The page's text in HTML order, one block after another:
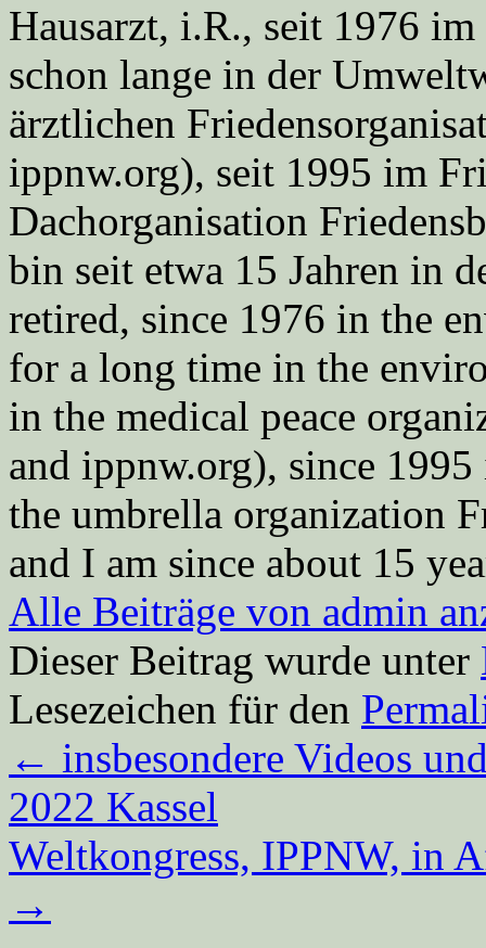
Hausarzt, i.R., seit 1976
schon lange in der
ärztlichen
ippnw.org), seit 1995 im
Dachorganisation
bin seit etwa 15 Jahren in
retired, since 1976 in the
for a long time in the
in the medical peace
and ippnw.org), since
the umbrella organization
and I am since about 15
Alle Beiträge von admin
Dieser Beitrag wurde unter
Lesezeichen für den
← insbesondere Videos
2022 Kassel
Weltkongress, IPPNW, in
→